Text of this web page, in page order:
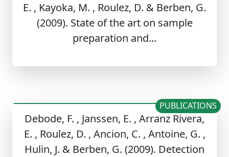
E. , Kayoka, M. , Roulez, D. & Berben, G.
(2009). State of the art on sample
preparation and...
Debode, F. , Janssen, E. , Arranz Rivera,
E. , Roulez, D. , Ancion, C. , Antoine, G. ,
Hulin, J. & Berben, G. (2009). Detection
PUBLICATIONS